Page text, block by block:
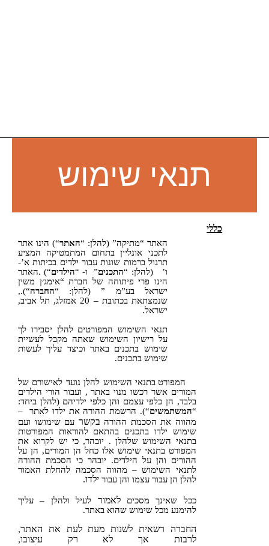
שימוש
האתר “מתיקה” (להלן: “האתר“) הינו אתר
לתכני אונליין בתחום המתמטיקה המציע
תרגול ברמות שונות עבור ילדים בכיתות א’-
התכנים ” ו- “הילדים“) .האתר
הינו פרי פיתוחה של חברת “אימג׳ן משין
בע”מ ” (להלן: “החברה
“).,
שנמצתאת בכתובת – 20 אמזלג, תל אביב,
תנאי השימוש המפורטים להלן יסבירו לך
על רישיון השימוש שאתה מקבל לעשיית
שימוש בתכנים באתר וכיצד עליך לעשות
המפורט בתנאי השימוש להלן נועד לאישורם של
המורים אשר רכשו מנוי באתר , ועבור הורי הילדים
בלבד, הן כלפי עצמם והן כלפי ילדיהם (להלן ביחד:
“). הרשמת ההורה את ילדו לאתר –
מהווה את הסכמת ההורהבקשרעם שימושו ועם
שימוש ילדו בתכנים בהתאם להוראות המפורטות
בתנאי השימוש שלהלן . יובהר, כי יש לקרוא את
המפורט בתנאי שימוש אלו כחל הן המורים, הן על
ההורים והן על הילדים. יובהר כי הסכמת ההורה
לתנאי השימוש – מהווה הסכמה להחלת האמור
להלן הן עבור עצמו והן עבורילדו.
ככל שאינך מסכים לאמורלעיל ולהלן – עליך
להימנע מכל שימוש שהוא באתר.
החברה רשאית לשנות מעת לעת את האתר,
לרבות אך לא רק עיצובו,